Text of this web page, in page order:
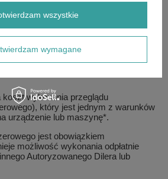
rączka.
pasków, wykonana z aluminium
się do wnętrza pyłów i piasku
koszt wykonania przeglądu
który jest jednym z warunków
urządzenie lub maszynę*.
jest obowiązkiem
możliwość wykonania odpłatnie
Autoryzowanego Dilera lub
wymagane
wszystkie